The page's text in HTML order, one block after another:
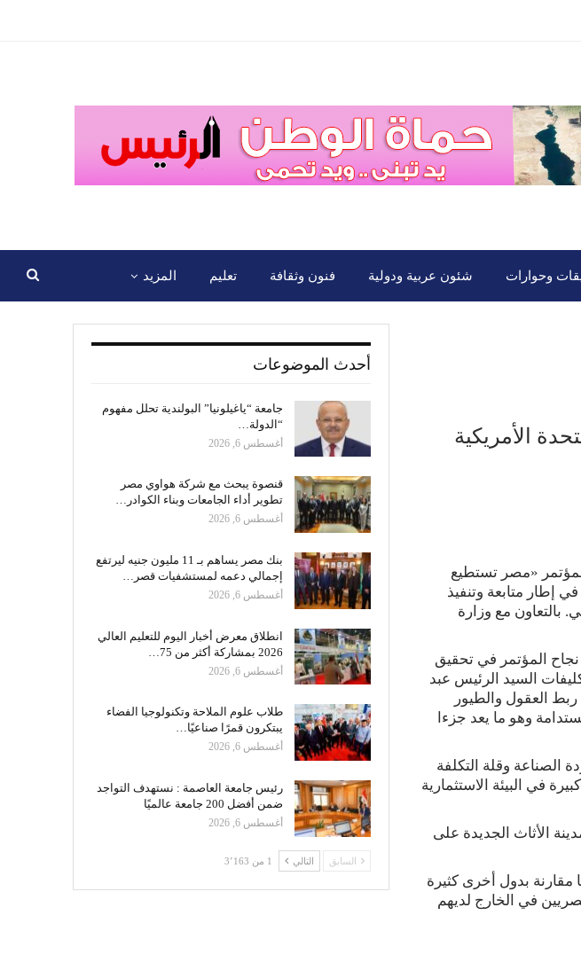
وحوارات شئون عربية ودولية فنون وثقافة تعليم المزيد
الأمريكية
بمؤتمر «مصر تستطيع
إطار متابعة وتنفيذ
بالتعاون مع وزارة
المؤتمر في تحقيق
السيد الرئيس عبد
العقول والطيور
وهو ما يعد جزءا
الصناعة وقلة التكلفة
في البيئة الاستثمارية
الأثاث الجديدة على
مقارنة بدول أخرى كثيرة
في الخارج لديهم
أحدث الموضوعات
جامعة “ياغيلونيا” البولندية تحلل مفهوم
“الدولة…
أغسطس 6, 2026
قنصوة يبحث مع شركة هواوي مصر
تطوير أداء الجامعات وبناء الكوادر…
أغسطس 6, 2026
بنك مصر يساهم بـ 11 مليون جنيه ليرتفع
إجمالي دعمه لمستشفيات قصر…
أغسطس 6, 2026
انطلاق معرض أخبار اليوم للتعليم العالي
2026 بمشاركة أكثر من 75…
أغسطس 6, 2026
طلاب علوم الملاحة وتكنولوجيا الفضاء
يبتكرون قمرًا صناعيًا…
أغسطس 6, 2026
رئيس جامعة العاصمة : نستهدف التواجد
ضمن أفضل 200 جامعة عالميًا
أغسطس 6, 2026
السابق التالي 1 من 3٬163